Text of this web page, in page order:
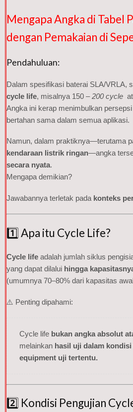
Mengapa Angka di Tabel
dengan Pemakaian di
Pendahuluan:
Dalam spesifikasi baterai SLA/VRLA,
cycle life, misalnya 150 –200 cycle
Angka ini kerap menimbulkan
bertahan sama dalam semua aplikasi.
Namun, dalam praktiknya—terutama
kendaraan listrik ringan—angka
secara nyata.
Mengapa demikian?
Jawabannya terletak pada konteks
1️⃣ Apa itu Cycle Life?
Cycle life adalah jumlah siklus
yang dapat dilalui hingga
(umumnya 70–80% dari kapasitas
⚠️ Penting dipahami:
Cycle life bukan angka absolut
melainkan hasil uji dalam
equipment uji tertentu.
2️⃣ Kondisi Pengujian